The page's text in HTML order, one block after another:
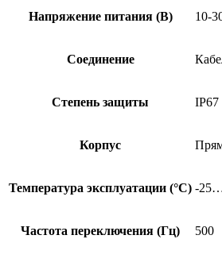
Напряжение питания (В) 10-
Соединение
Степень защиты IP67
Корпус
Температура эксплуатации (°C) -
Частота переключения (Гц) 500